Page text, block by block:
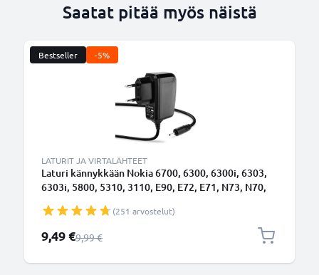
Saatat pitää myös näistä
Bestseller -5%
LATURIT JA VIRTALÄHTEET
Laturi kännykkään Nokia 6700, 6300, 6300i, 6303,
6303i, 5800, 5310, 3110, E90, E72, E71, N73, N70,
(251 arvostelut)
Erikoishinta
9,49 €Normaali hinta
9,99 €